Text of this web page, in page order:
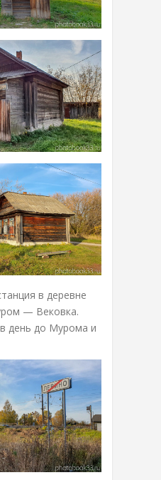
в деревне
— Вековка.
день до Мурома и